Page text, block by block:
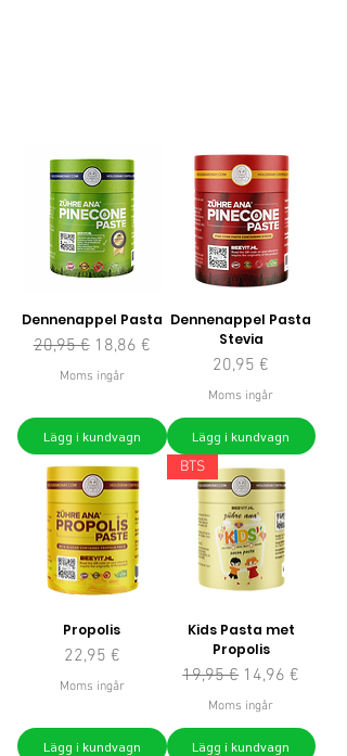
Dennenappel Pasta
Ordinarie pris
20,95 € Reapris
18,86 €
Moms ingår
Lägg i kundvagn
Dennenappel Pasta
Stevia
Pris
20,95 €
Moms ingår
Lägg i kundvagn
Propolis
Pris
22,95 €
Moms ingår
Lägg i kundvagn
BTS
Kids Pasta met
Propolis
Ordinarie pris
19,95 € Reapris
14,96 €
Moms ingår
Lägg i kundvagn